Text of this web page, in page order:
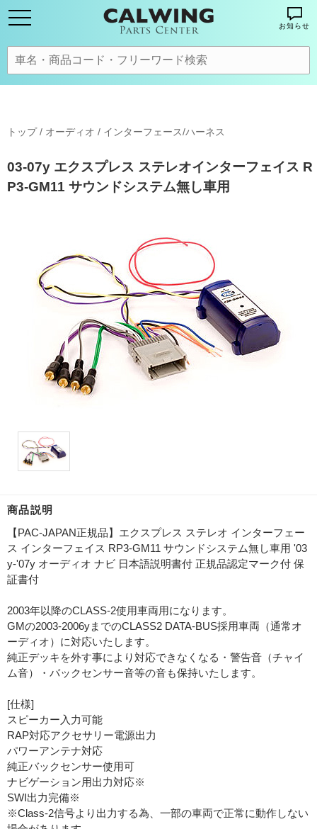
お知らせ
トップ/ オーディオ / インターフェース/ハーネス
03-07y エクスプレス ステレオインターフェイス R
P3-GM11 サウンドシステム無し車用
商品説明
【PAC-JAPAN正規品】エクスプレス ステレオ インターフェー
ス インターフェイス RP3-GM11 サウンドシステム無し車用 '03
y-'07y オーディオ ナビ 日本語説明書付 正規品認定マーク付 保
証書付
2003年以降のCLASS-2使用車両用になります。
GMの2003-2006yまでのCLASS2 DATA-BUS採用車両（通常オ
ーディオ）に対応いたします。
純正デッキを外す事により対応できなくなる・警告音（チャイ
ム音）・バックセンサー音等の音も保持いたします。
[仕様]
スピーカー入力可能
RAP対応アクセサリー電源出力
パワーアンテナ対応
純正バックセンサー使用可
ナビゲーション用出力対応※
SWI出力完備※
※Class-2信号より出力する為、一部の車両で正常に動作しない